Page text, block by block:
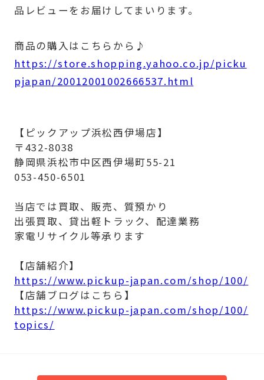
品レビューをお届けしてまいります。
商品の購入はこちらから♪
https://store.shopping.yahoo.co.jp/picku
pjapan/20012001002666537.html
【ピックアップ浜松西伊場店】
〒432-8038
静岡県浜松市中区西伊場町55-21
053-450-6501
当店では買取、販売、質預かり
出張買取、貸出軽トラック、配達業務
家電リサイクル等承ります
【店舗紹介】
https://www.pickup-japan.com/shop/100/
【店舗ブログはこちら】
https://www.pickup-japan.com/shop/100/
topics/